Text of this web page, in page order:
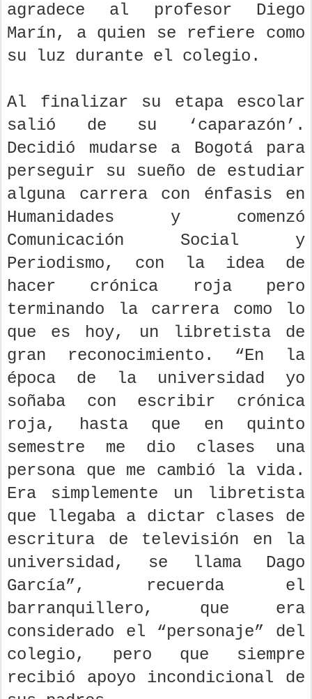
agradece al profesor Diego
Marín, a quien se refiere como
su luz durante el colegio.
Al finalizar su etapa escolar
salió de su ‘caparazón’.
Decidió mudarse a Bogotá para
perseguir su sueño de estudiar
alguna carrera con énfasis en
Humanidades y comenzó
Comunicación Social y
Periodismo, con la idea de
hacer crónica roja pero
terminando la carrera como lo
que es hoy, un libretista de
gran reconocimiento. “En la
época de la universidad yo
soñaba con escribir crónica
roja, hasta que en quinto
semestre me dio clases una
persona que me cambió la vida.
Era simplemente un libretista
que llegaba a dictar clases de
escritura de televisión en la
universidad, se llama Dago
García”, recuerda el
barranquillero, que era
considerado el “personaje” del
colegio, pero que siempre
recibió apoyo incondicional de